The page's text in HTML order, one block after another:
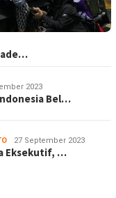
2023
Bel…
27 September 2023
Eksekutif, …